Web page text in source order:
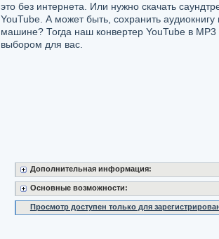
это без интернета. Или нужно скачать
YouTube. А может быть, сохранить
машине? Тогда наш конвертер YouTube в
выбором для вас.
Дополнительная информация:
Основные возможности:
Просмотр доступен только для